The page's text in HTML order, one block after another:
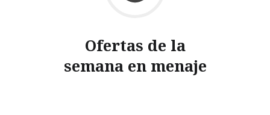
Ofertas de la
semana en menaje